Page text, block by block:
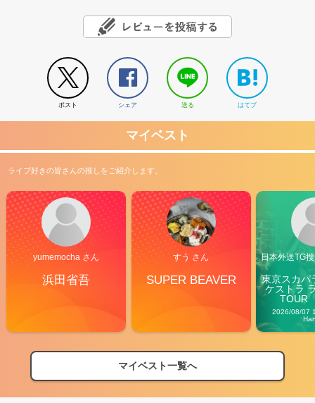
ポスト シェア 送る はてブ
マイベスト
ライブ好きの皆さんの推しをご紹介します。
yumemocha さん
浜田省吾
すう さん
SUPER BEAVER
日本外送TG
東京スカパ
ケストラ
TOUR
2026/08/07
マイベスト一覧へ
【フェス特集2026】フェス情報はここから！
【ライブ動員ランキング】2026年上半期編発表！